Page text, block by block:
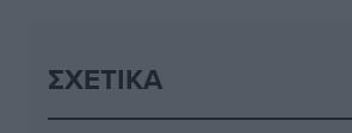
ΣΧΕΤΙΚΆ